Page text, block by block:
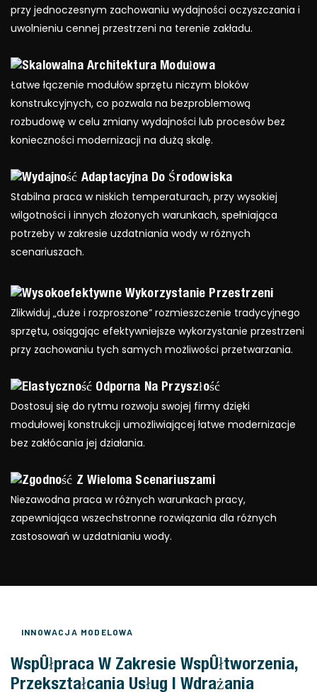
przy jednoczesnym zachowaniu wydajności oczyszczania i
uwolnieniu cennej przestrzeni na terenie zakładu.
Skalowalna Architektura Modułowa
Łatwe łączenie modułów sprzętu niczym bloków
konstrukcyjnych, co pozwala na bezproblemową
rozbudowę w celu zmiany wydajności lub procesów bez
konieczności modernizacji na dużą skalę.
Wydajność Adaptacyjna Do Środowiska
Stabilna praca w niskich temperaturach, przy wysokiej
wilgotności i innych złożonych warunkach, spełniająca
potrzeby w zakresie uzdatniania wody w różnych
scenariuszach.
Wysokoefektywne Wykorzystanie Przestrzeni
Zlikwiduj „duże i rozproszone” rozmieszczenie tradycyjnego
sprzętu, osiągając efektywniejsze wykorzystanie przestrzeni
przy zachowaniu tych samych możliwości przetwarzania.
Elastyczność Odporna Na Przyszłość
Dostosuj się do rytmu rozwoju swojej firmy dzięki
modułowej konstrukcji umożliwiającej łatwe modernizacje
bez zakłócania jej działania.
Zgodność Z Wieloma Scenariuszami
Niezawodna praca w różnych warunkach pracy,
zapewniająca wszechstronne rozwiązania dla różnych
zastosowań w uzdatnianiu wody.
INNOWACJA MODELOWA
Współpraca W Zakresie Współtworzenia,
Przekształcania Usług I Wdrażania